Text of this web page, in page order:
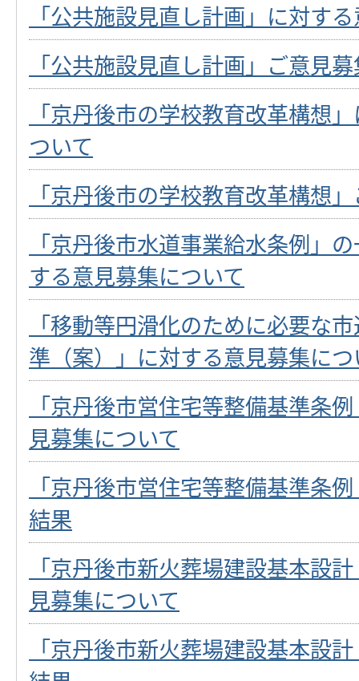
「公共施設見直し計画」に対す
「公共施設見直し計画」ご意見
「京丹後市の学校教育改革構想
ついて
「京丹後市の学校教育改革構想
「京丹後市水道事業給水条例」
する意見募集について
「移動等円滑化のために必要な
準（案）」に対する意見募集に
「京丹後市営住宅等整備基準条
見募集について
「京丹後市営住宅等整備基準条
結果
「京丹後市新火葬場建設基本設
見募集について
「京丹後市新火葬場建設基本設